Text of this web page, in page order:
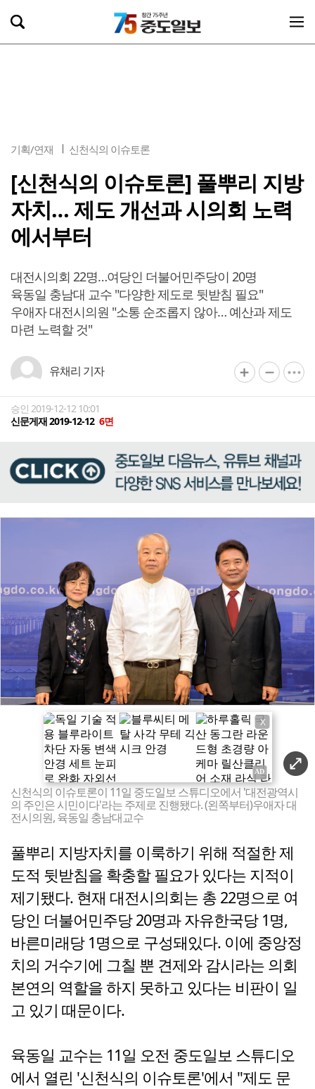
기획/연재 신천식의 이슈토론
[신천식의 이슈토론] 풀뿌리 지방
자치… 제도 개선과 시의회 노력
에서부터
대전시의회 22명…여당인 더불어민주당이 20명
육동일 충남대 교수 "다양한 제도로 뒷받침 필요"
우애자 대전시의원 "소통 순조롭지 않아… 예산과 제도
마련 노력할 것"
유채리 기자
승인 2019-12-12 10:01
신문게재 2019-12-12 6면
X
신천식의 이슈토론이 11일 중도일보 스튜디오에서 '대전광역시
의 주인은 시민이다'라는 주제로 진행됐다. (왼쪽부터)우애자 대
전시의원, 육동일 충남대교수
풀뿌리 지방자치를 이룩하기 위해 적절한 제
도적 뒷받침을 확충할 필요가 있다는 지적이
제기됐다. 현재 대전시의회는 총 22명으로 여
당인 더불어민주당 20명과 자유한국당 1명,
바른미래당 1명으로 구성돼있다. 이에 중앙정
치의 거수기에 그칠 뿐 견제와 감시라는 의회
본연의 역할을 하지 못하고 있다는 비판이 일
고 있기 때문이다.
육동일 교수는 11일 오전 중도일보 스튜디오
에서 열린 '신천식의 이슈토론'에서 "제도 문